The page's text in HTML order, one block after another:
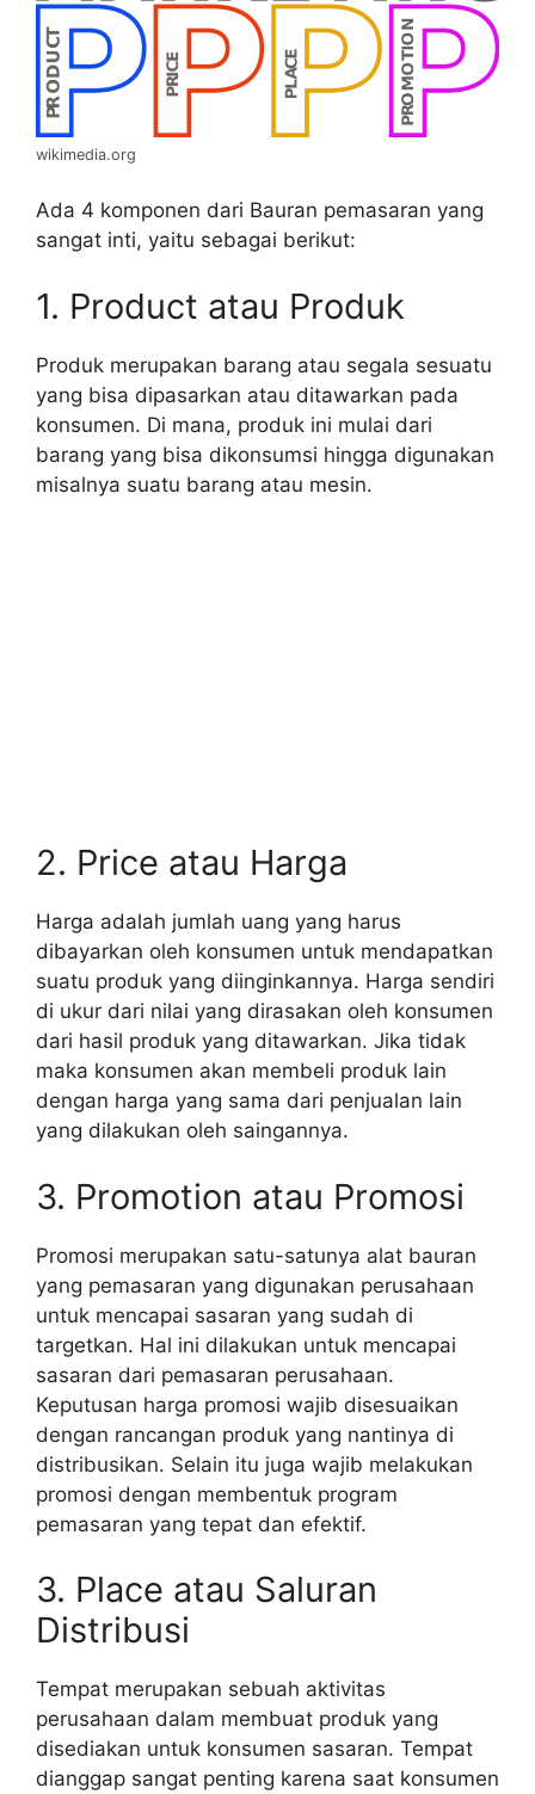
wikimedia.org
Ada 4 komponen dari Bauran pemasaran yang
sangat inti, yaitu sebagai berikut:
1. Product atau Produk
Produk merupakan barang atau segala sesuatu
yang bisa dipasarkan atau ditawarkan pada
konsumen. Di mana, produk ini mulai dari
barang yang bisa dikonsumsi hingga digunakan
misalnya suatu barang atau mesin.
2. Price atau Harga
Harga adalah jumlah uang yang harus
dibayarkan oleh konsumen untuk mendapatkan
suatu produk yang diinginkannya. Harga sendiri
di ukur dari nilai yang dirasakan oleh konsumen
dari hasil produk yang ditawarkan. Jika tidak
maka konsumen akan membeli produk lain
dengan harga yang sama dari penjualan lain
yang dilakukan oleh saingannya.
3. Promotion atau Promosi
Promosi merupakan satu-satunya alat bauran
yang pemasaran yang digunakan perusahaan
untuk mencapai sasaran yang sudah di
targetkan. Hal ini dilakukan untuk mencapai
sasaran dari pemasaran perusahaan.
Keputusan harga promosi wajib disesuaikan
dengan rancangan produk yang nantinya di
distribusikan. Selain itu juga wajib melakukan
promosi dengan membentuk program
pemasaran yang tepat dan efektif.
3. Place atau Saluran
Distribusi
Tempat merupakan sebuah aktivitas
perusahaan dalam membuat produk yang
disediakan untuk konsumen sasaran. Tempat
dianggap sangat penting karena saat konsumen